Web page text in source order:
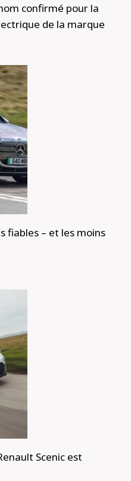
confirmé pour la
de la marque
fiables – et les moins
Scenic est